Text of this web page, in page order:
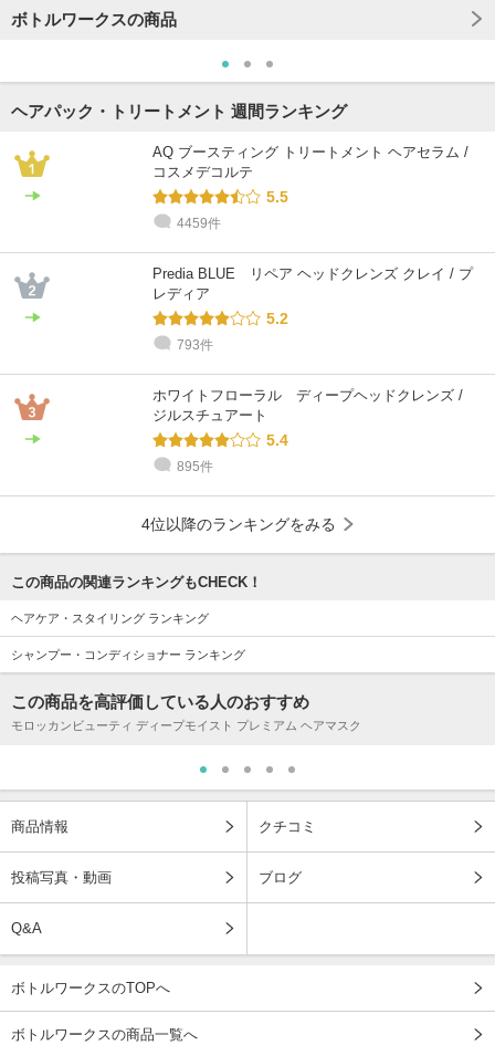
ボトルワークスの商品
ヘアパック・トリートメント 週間ランキング
AQ ブースティング トリートメント ヘアセラム /
コスメデコルテ
5.5
4459件
Predia BLUE リペア ヘッドクレンズ クレイ / プ
レディア
5.2
793件
ホワイトフローラル ディープヘッドクレンズ /
ジルスチュアート
5.4
895件
4位以降のランキングをみる
この商品の関連ランキングもCHECK！
ヘアケア・スタイリング ランキング
シャンプー・コンディショナー ランキング
この商品を高評価している人のおすすめ
モロッカンビューティ ディープモイスト プレミアム ヘアマスク
商品情報 クチコミ
投稿写真・動画 ブログ
Q&A
ボトルワークスのTOPへ
ボトルワークスの商品一覧へ